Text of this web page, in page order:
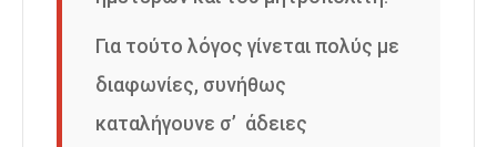
Για τούτο λόγος γίνεται πολύς με
διαφωνίες, συνήθως
καταλήγουνε σ’ άδειες